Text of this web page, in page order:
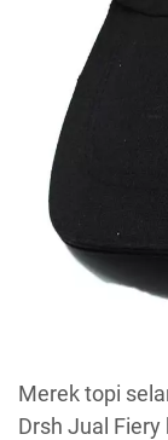
Merek topi
Drsh Jual